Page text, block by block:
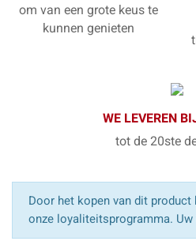
om van een grote keus te
kunnen genieten
WE LEVEREN
tot de 20ste
Door het kopen van dit product
onze loyaliteitsprogramma.